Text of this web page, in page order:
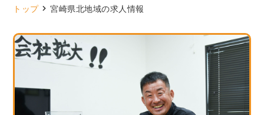
トップ 宮崎県北地域の求人情報